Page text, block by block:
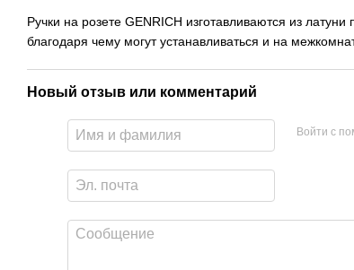
Ручки на розете GENRICH изготавливаются из
благодаря чему могут устанавливаться и на
Новый отзыв или комментарий
Войти с